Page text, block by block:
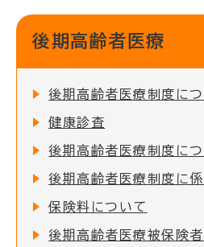
後期高齢者医療
後期高齢者医療制度に
健康診査
後期高齢者医療制度に
保険料について
後期高齢者医療被保険